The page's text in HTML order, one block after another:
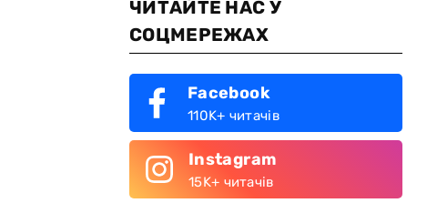
ЧИТАЙТЕ НАС У
СОЦМЕРЕЖАХ
Facebook
110K+ читачів
Instagram
15K+ читачів